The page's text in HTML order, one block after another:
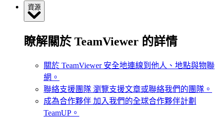
資源
瞭解關於 TeamViewer 的詳情
關於 TeamViewer 安全地連線到他人、地點與物聯
網。
聯絡支援團隊 瀏覽支援文章或聯絡我們的團隊。
成為合作夥伴 加入我們的全球合作夥伴計劃
TeamUP。